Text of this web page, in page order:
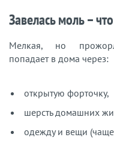
Завелась моль –
Мелкая, но
попадает в дома через:
открытую форточку,
шерсть домашних
одежду и вещи